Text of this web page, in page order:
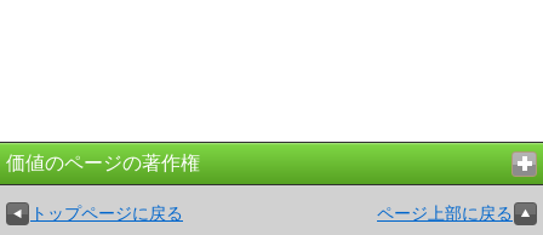
価値のページの著作権
トップページに戻る ページ上部に戻る